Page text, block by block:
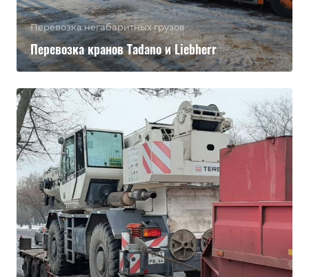
Перевозка негабаритных грузов
Перевозка кранов Tadano и Liebherr